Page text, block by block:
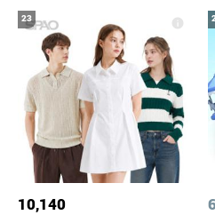
23
10,140